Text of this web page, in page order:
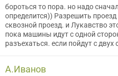
бороться то пора. но надо
определится)) Разрешить
сквозной проезд. и Лукавство
пока машины идут с одной
разъехаться. если пойдут с двух
A.Иванов